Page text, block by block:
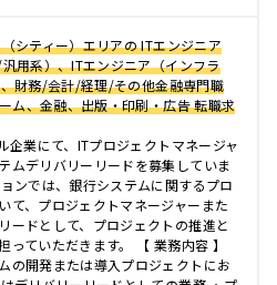
シティー）エリアの ITエンジニア
用系）、ITエンジニア（インフラ
財務/会計/経理/その他金融専門職
ム、金融、出版・印刷・広告 転職求
企業にて、ITプロジェクトマネージャ
ムデリバリーリードを募集していま
ンでは、銀行システムに関するプロ
て、プロジェクトマネージャーまた
ードとして、プロジェクトの推進と
っていただきます。 【 業務内容 】
の開発または導入プロジェクトにお